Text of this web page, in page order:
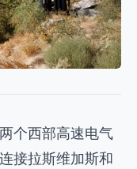
个西部高速电气
接拉斯维加斯和